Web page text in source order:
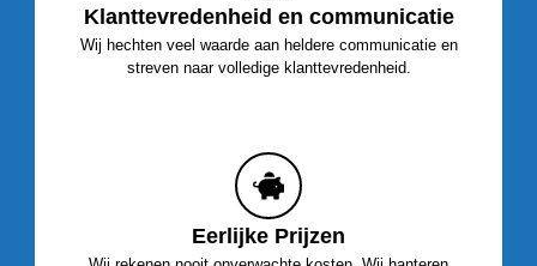
Klanttevredenheid en communicatie
Wij hechten veel waarde aan heldere communicatie en
streven naar volledige klanttevredenheid.
Eerlijke Prijzen